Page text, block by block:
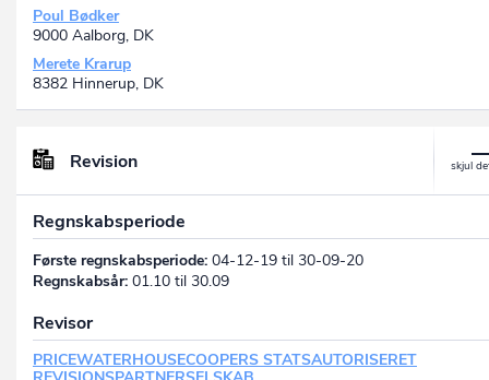
Poul Bødker
9000 Aalborg, DK
Merete Krarup
8382 Hinnerup, DK
Revision
Regnskabsperiode
Første regnskabsperiode: 04-12-19 til 30-09-20
Regnskabsår: 01.10 til 30.09
Revisor
PRICEWATERHOUSECOOPERS STATSAUTORISERET